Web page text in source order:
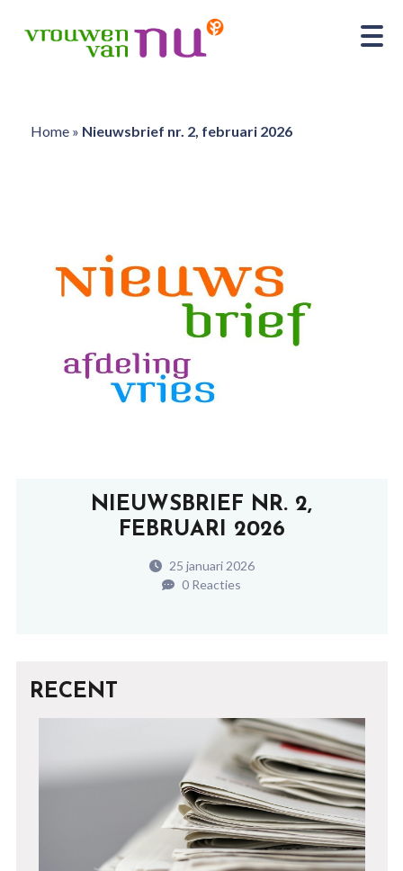
Home» Nieuwsbrief nr. 2, februari 2026
NIEUWSBRIEF NR. 2,
FEBRUARI 2026
25 januari 2026
0 Reacties
RECENT